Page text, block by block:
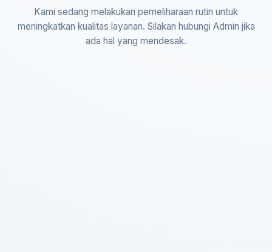
Kami sedang melakukan pemeliharaan rutin untuk
meningkatkan kualitas layanan. Silakan hubungi Admin jika
ada hal yang mendesak.